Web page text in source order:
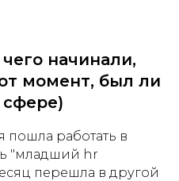
начинали,
момент, был ли
пошла работать в
"младший hr
перешла в другой